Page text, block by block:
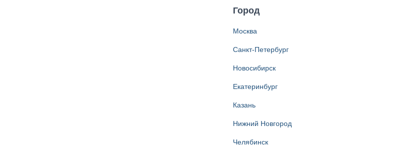
Город
Москва
Санкт-Петербург
Новосибирск
Екатеринбург
Казань
Нижний Новгород
Челябинск